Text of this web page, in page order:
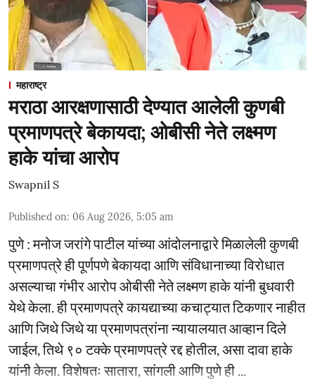
महाराष्ट्र
मराठा आरक्षणासाठी देण्यात आलेली कुणबी
प्रमाणपत्रे बेकायदा; ओबीसी नेते लक्ष्मण
हाके यांचा आरोप
Swapnil S
Published on: 06 Aug 2026, 5:05 am
पुणे : मनोज जरांगे पाटील यांच्या आंदोलनाद्वारे मिळालेली कुणबी
प्रमाणपत्रे ही पूर्णपणे बेकायदा आणि संविधानाच्या विरोधात
असल्याचा गंभीर आरोप ओबीसी नेते लक्ष्मण हाके यांनी बुधवारी
येथे केला. ही प्रमाणपत्रे कायद्याच्या कचाट्यात टिकणार नाहीत
आणि जिथे जिथे या प्रमाणपत्रांना न्यायालयात आव्हान दिले
जाईल, तिथे ९० टक्के प्रमाणपत्रे रद्द होतील, असा दावा हाके
यांनी केला. विशेषतः सातारा, सांगली आणि पुणे ही ...